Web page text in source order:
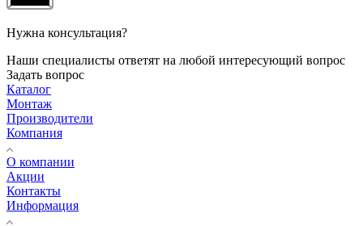
Нужна консультация?
Наши специалисты ответят на любой интересующий вопрос
Задать вопрос
Каталог
Монтаж
Производители
Компания
О компании
Акции
Контакты
Информация